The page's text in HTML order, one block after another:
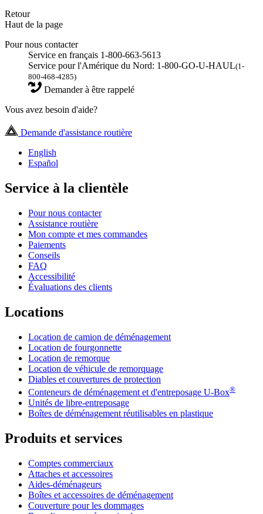
Retour
Haut de la page
Pour nous contacter
Service en français 1-800-663-5613
Service pour l'Amérique du Nord: 1-800-GO-U-HAUL(1-
800-468-4285)
Demander à être rappelé
Vous avez besoin d'aide?
Demande d'assistance routière
English
Español
Service à la clientèle
Pour nous contacter
Assistance routière
Mon compte et mes commandes
Paiements
Conseils
FAQ
Accessibilité
Évaluations des clients
Locations
Location de camion de déménagement
Location de fourgonnette
Location de remorque
Location de véhicule de remorquage
Diables et couvertures de protection
Conteneurs de déménagement et d'entreposage U-Box®
Unités de libre-entreposage
Boîtes de déménagement réutilisables en plastique
Produits et services
Comptes commerciaux
Attaches et accessoires
Aides-déménageurs
Boîtes et accessoires de déménagement
Couverture pour les dommages